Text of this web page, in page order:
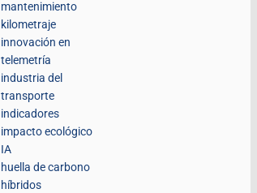
mantenimiento
kilometraje
innovación en
telemetría
industria del
transporte
indicadores
impacto ecológico
IA
huella de carbono
híbridos